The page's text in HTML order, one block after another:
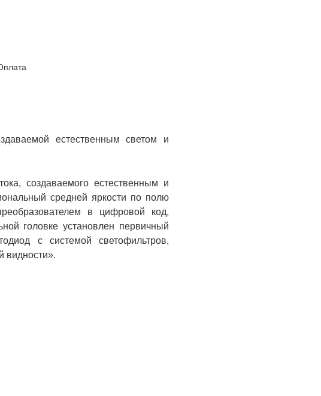
естественным светом и
создаваемого естественным и
средней яркости по полю
в цифровой код,
головке установлен первичный
с системой светофильтров,
видности».